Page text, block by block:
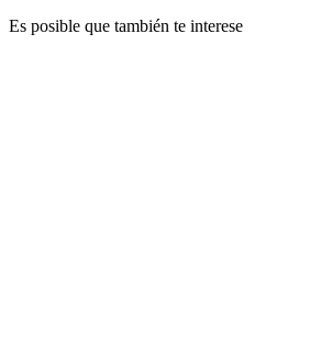
Es posible que también te interese